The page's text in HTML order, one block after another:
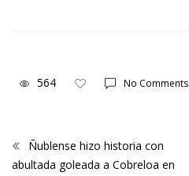
564 No Comments
Ñublense hizo historia con
abultada goleada a Cobreloa en